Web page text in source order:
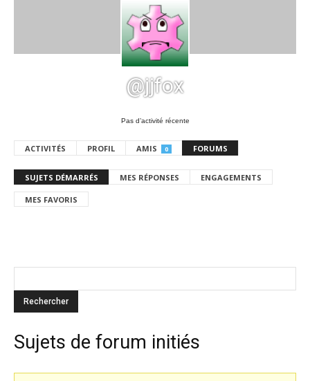
@jjfox
Pas d’activité récente
ACTIVITÉS PROFIL AMIS 0 FORUMS
SUJETS DÉMARRÉS MES RÉPONSES ENGAGEMENTS
MES FAVORIS
Sujets de forum initiés